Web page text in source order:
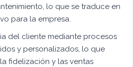
lo que se traduce en
para la empresa.
del cliente mediante procesos
y personalizados, lo que
fidelización y las ventas